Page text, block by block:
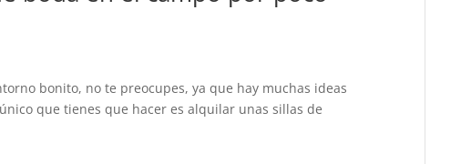
bonito, no te preocupes, ya que hay muchas ideas
que tienes que hacer es alquilar unas sillas de